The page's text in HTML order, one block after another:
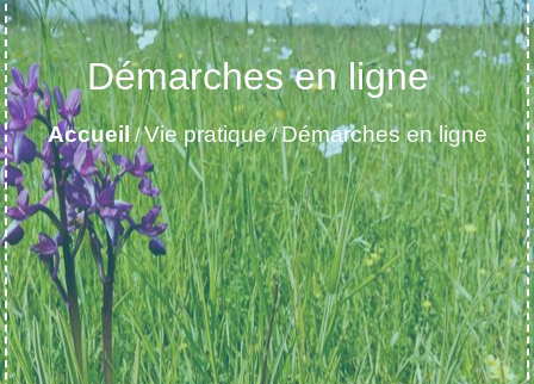
Démarches en ligne
Accueil /Vie pratique/Démarches en ligne